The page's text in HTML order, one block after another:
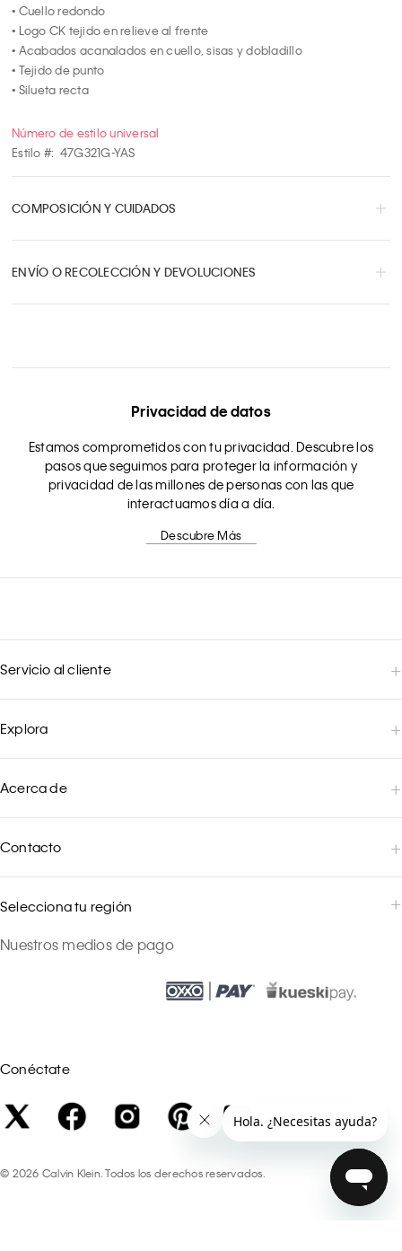
• Cuello redondo
• Logo CK tejido en relieve al frente
• Acabados acanalados en cuello, sisas y dobladillo
• Tejido de punto
• Silueta recta
Número de estilo universal
Estilo #: 47G321G-YAS
COMPOSICIÓN Y CUIDADOS
ENVÍO O RECOLECCIÓN Y DEVOLUCIONES
Privacidad de datos
Estamos comprometidos con tu privacidad. Descubre los
pasos que seguimos para proteger la información y
privacidad de las millones de personas con las que
interactuamos día a día.
Descubre Más
Servicio al cliente
Explora
Acerca de
Contacto
Selecciona tu región
Nuestros medios de pago
Conéctate
© 2026 Calvin Klein. Todos los derechos reservados.